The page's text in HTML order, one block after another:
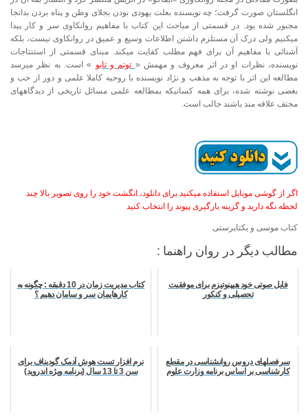
انگلستان صورت گرفت؛ چه نویسنده بعلت یهودی بودن بجلای وطن و پناه بردن بدانجا
مجبور شده بود. در قسمتی از مباحث این کتاب با مفاهیم روانکاوی سر و کار پیدا
میکنیم ولی درک آن مستلزم داشتن اطلاعات وسیع و عمیق در روانکاوی نیست، بلکه
آشنائی با مفاهیم آن برای فهم مطلب کفایت میکند. مبنای قسمتی از استنتاجات
نویسنده، نظرات او در اثر معروف و مهمش « توتم و تابو » است. به نظر میرسد
مطالعه این اثر با توجه به مذهب و نژاد نویسنده با روحیه کاملا علمی و دور از حب و
بغضی نوشته شده، برای همه کسانیکه بمطالعه علمی مسائل تاریخی از دیدگاههای
مختف علاقه مند باشند جالب است.
اگر از گوشی موبایل استفاده میکنید برای دانلود، انگشت خود را روی تصویر بالا چند
لحظه نگه دارید و گزینه بارگیری پیوند را انتخاب کنید
کتاب موسی و یکتاپرستی
مطالب دیگر در روان راهنما :
فایل صوتی خود هیپنوتیزم برای موفقیت
تحصیلی و کنکور
کتاب مدیریت زمان در 10 دقیقه : چگونه به
کارهایمان سر و سامان دهیم ؟
سرفصلهای دروس روانشناسی در مقطع
کارشناسی بر اساس برنامه وزارت علوم
نرم افزار تست هوش آدمک گودیناف برای
سن 3 تا 13 سال (برنامه ویژه اندروید)